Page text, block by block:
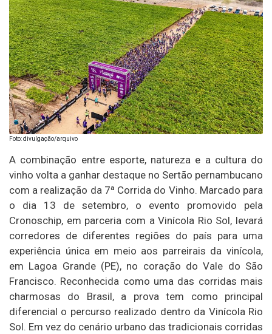
Foto: divulgação/arquivo
A combinação entre esporte, natureza e a cultura do
vinho volta a ganhar destaque no Sertão pernambucano
com a realização da 7ª Corrida do Vinho. Marcado para
o dia 13 de setembro, o evento promovido pela
Cronoschip, em parceria com a Vinícola Rio Sol, levará
corredores de diferentes regiões do país para uma
experiência única em meio aos parreirais da vinícola,
em Lagoa Grande (PE), no coração do Vale do São
Francisco. Reconhecida como uma das corridas mais
charmosas do Brasil, a prova tem como principal
diferencial o percurso realizado dentro da Vinícola Rio
Sol. Em vez do cenário urbano das tradicionais corridas